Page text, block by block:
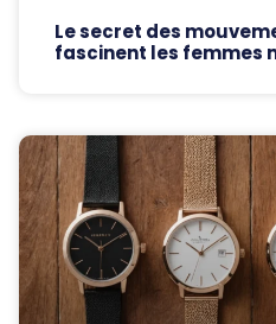
Le secret des
fascinent les femmes